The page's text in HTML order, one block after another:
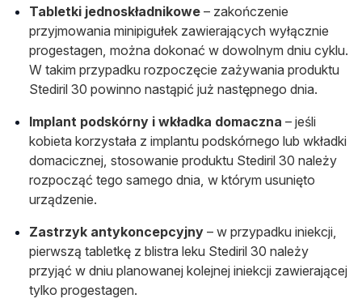
Tabletki jednoskładnikowe – zakończenie
przyjmowania minipigułek zawierających wyłącznie
progestagen, można dokonać w dowolnym dniu cyklu.
W takim przypadku rozpoczęcie zażywania produktu
Stediril 30 powinno nastąpić już następnego dnia.
Implant podskórny i wkładka domaczna – jeśli
kobieta korzystała z implantu podskórnego lub wkładki
domacicznej, stosowanie produktu Stediril 30 należy
rozpocząć tego samego dnia, w którym usunięto
urządzenie.
Zastrzyk antykoncepcyjny – w przypadku iniekcji,
pierwszą tabletkę z blistra leku Stediril 30 należy
przyjąć w dniu planowanej kolejnej iniekcji zawierającej
tylko progestagen.